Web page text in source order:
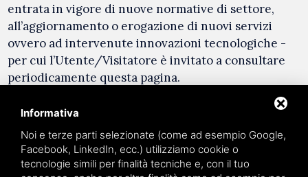
entrata in vigore di nuove normative di settore,
all’aggiornamento o erogazione di nuovi servizi
ovvero ad intervenute innovazioni tecnologiche -
per cui l’Utente/Visitatore è invitato a consultare
periodicamente questa pagina.
Informativa
Noi e terze parti selezionate (come ad esempio Google,
Facebook, LinkedIn, ecc.) utilizziamo cookie o
tecnologie simili per finalità tecniche e, con il tuo